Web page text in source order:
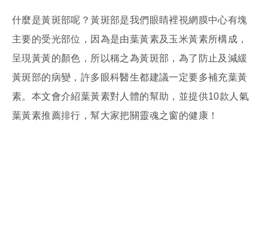
什麼是黃斑部呢？黃斑部是我們眼睛裡視網膜中心有塊
主要的受光部位，因為是由葉黃素及玉米黃素所構成，
呈現黃黃的顏色，所以稱之為黃斑部，為了防止及減緩
黃斑部的病變，許多眼科醫生都建議一定要多補充葉黃
素。本文會介紹葉黃素對人體的幫助，並提供10款人氣
葉黃素推薦排行，幫大家把關靈魂之窗的健康！